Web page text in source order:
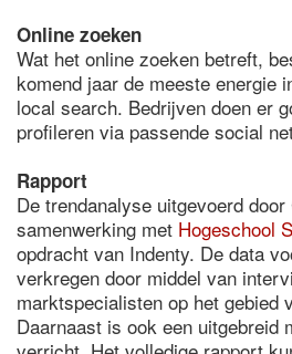
Online zoeken
Wat het online zoeken betreft,
komend jaar de meeste energie
local search. Bedrijven doen er
profileren via passende social
Rapport
De trendanalyse uitgevoerd
samenwerking met Hogeschool
opdracht van Indenty. De data
verkregen door middel van
marktspecialisten op het gebied
Daarnaast is ook een uitgebreid